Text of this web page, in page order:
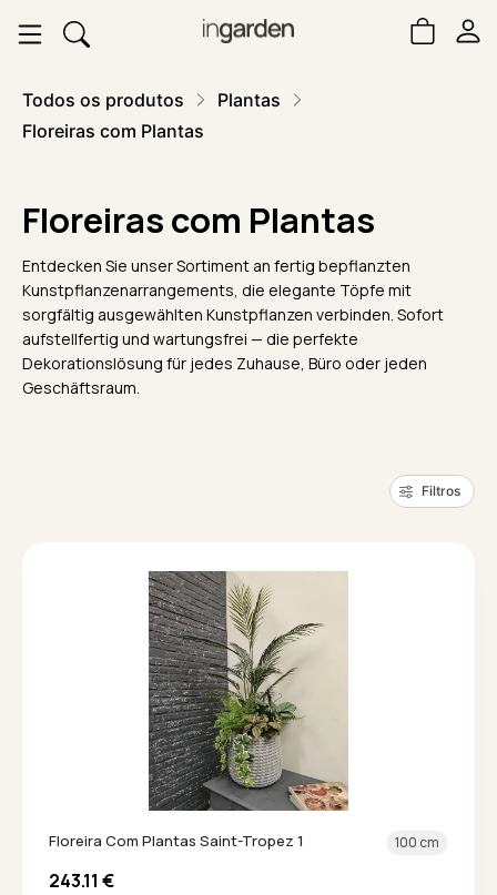
Todos os produtos
Plantas
Floreiras com Plantas
Floreiras com Plantas
Entdecken Sie unser Sortiment an fertig bepflanzten
Kunstpflanzenarrangements, die elegante Töpfe mit
sorgfältig ausgewählten Kunstpflanzen verbinden. Sofort
aufstellfertig und wartungsfrei — die perfekte
Dekorationslösung für jedes Zuhause, Büro oder jeden
Geschäftsraum.
Filtros
Floreira Com Plantas Saint-Tropez 1 100 cm
243.11 €